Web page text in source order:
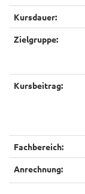
Kursdauer:
Zielgruppe:
Kursbeitrag:
Fachbereich:
Anrechnung: